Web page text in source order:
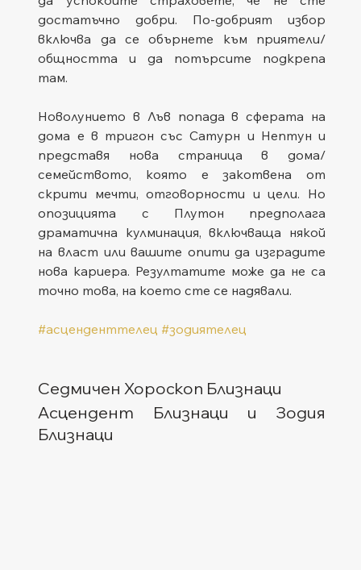
достатъчно добри. По-добрият избор
включва да се обърнете към приятели/
общността и да потърсите подкрепа
там.
Новолунието в Лъв попада в сферата на
дома е в тригон със Сатурн и Нептун и
представя нова страница в дома/
семейството, която е закотвена от
скрити мечти, отговорности и цели. Но
опозицията с Плутон предполага
драматична кулминация, включваща някой
на власт или вашите опити да изградите
нова кариера. Резултатите може да не са
точно това, на което сте се надявали.
#асценденттелец #зодиятелец
Седмичен Хороскоп Близнаци
Асцендент Близнаци и Зодия
Близнаци